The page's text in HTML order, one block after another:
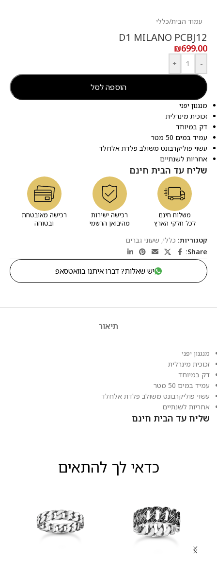
עמוד הבית/כללי
D1 MILANO PCBJ12
₪699.00
-
+
הוספה לסל
מנגנון יפני
זכוכית מינרלית
דק במיוחד
עמיד במים 50 מטר
עשוי פוליקרבונט משולב פלדת אלחלד
אחריות לשנתיים
שליח עד הבית חינם
משלוח חינם
לכל חלקי הארץ
רכישה ישירות
מהיבואן הרשמי
רכישה מאובטחת
ובטוחה
קטגוריות: כללי, שעוני גברים
Share:
יש שאלות? דברו איתנו בוואטסאפ
תיאור
מנגנון יפני
זכוכית מינרלית
דק במיוחד
עמיד במים 50 מטר
עשוי פוליקרבונט משולב פלדת אלחלד
אחריות לשנתיים
שליח עד הבית חינם
כדאי לך להתאים